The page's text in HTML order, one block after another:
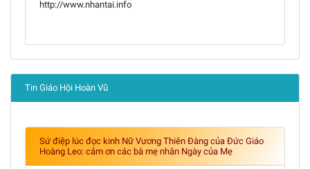
http://www.nhantai.info
Tin Giáo Hội Hoàn Vũ
Sứ điệp lúc đọc kinh Nữ Vương Thiên Đàng của Đức Giáo
Hoàng Leo: cảm ơn các bà mẹ nhân Ngày của Mẹ